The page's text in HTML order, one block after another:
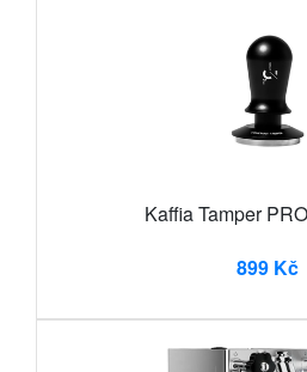
Kaffia Tamper
899 Kč